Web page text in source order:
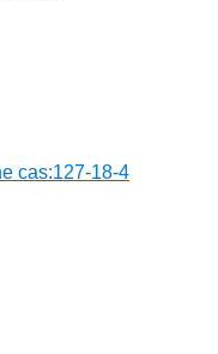
cas:127-18-4